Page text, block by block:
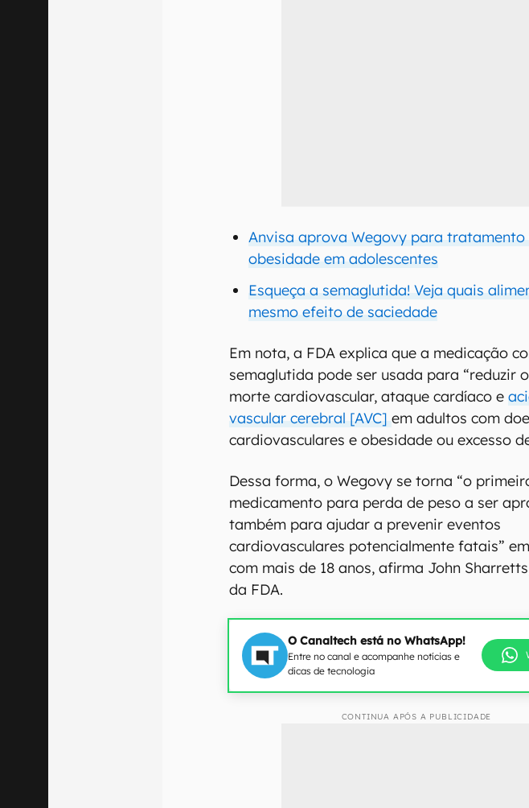
Anvisa aprova Wegovy para tratamento
obesidade em adolescentes
Esqueça a semaglutida! Veja quais
mesmo efeito de saciedade
Em nota, a FDA explica que a medicação
semaglutida pode ser usada para “reduzir
morte cardiovascular, ataque cardíaco e
vascular cerebral [AVC]em adultos com
cardiovasculares e obesidade ou excesso
Dessa forma, o Wegovy se torna “o
medicamento para perda de peso a ser
também para ajudar a prevenir eventos
cardiovasculares potencialmente fatais”
com mais de 18 anos, afirma John
da FDA.
O Canaltech está no WhatsApp!
Entre no canal e acompanhe notícias e
dicas de tecnologia
CONTINUA APÓS A PUBLICIDADE